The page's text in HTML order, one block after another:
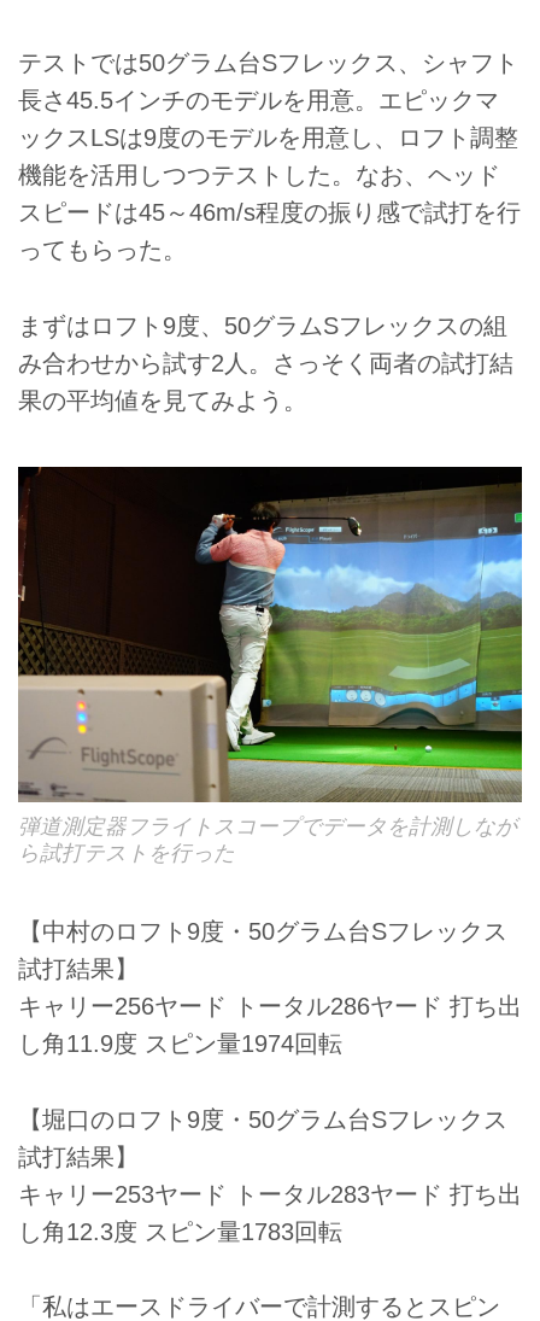
テストでは50グラム台Sフレックス、シャフト
長さ45.5インチのモデルを用意。エピックマ
ックスLSは9度のモデルを用意し、ロフト調整
機能を活用しつつテストした。なお、ヘッド
スピードは45～46m/s程度の振り感で試打を行
ってもらった。
まずはロフト9度、50グラムSフレックスの組
み合わせから試す2人。さっそく両者の試打結
果の平均値を見てみよう。
弾道測定器フライトスコープでデータを計測しなが
ら試打テストを行った
【中村のロフト9度・50グラム台Sフレックス
試打結果】
キャリー256ヤード トータル286ヤード 打ち出
し角11.9度 スピン量1974回転
【堀口のロフト9度・50グラム台Sフレックス
試打結果】
キャリー253ヤード トータル283ヤード 打ち出
し角12.3度 スピン量1783回転
「私はエースドライバーで計測するとスピン